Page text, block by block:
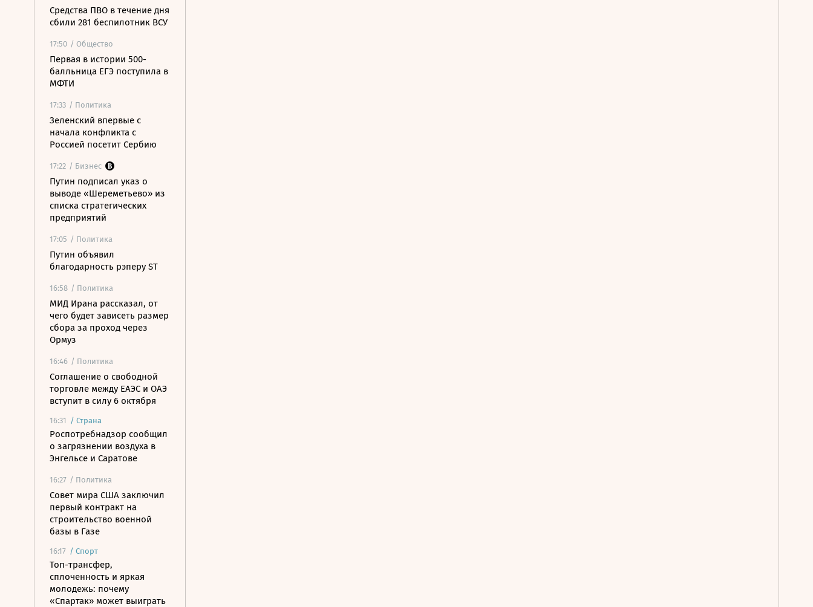
Средства ПВО в течение дня
сбили 281 беспилотник ВСУ
17:50 / Общество
Первая в истории 500-
балльница ЕГЭ поступила в
МФТИ
17:33 / Политика
Зеленский впервые с
начала конфликта с
Россией посетит Сербию
17:22 / Бизнес
Путин подписал указ о
выводе «Шереметьево» из
списка стратегических
предприятий
17:05 / Политика
Путин объявил
благодарность рэперу ST
16:58 / Политика
МИД Ирана рассказал, от
чего будет зависеть размер
сбора за проход через
Ормуз
16:46 / Политика
Соглашение о свободной
торговле между ЕАЭС и ОАЭ
вступит в силу 6 октября
16:31 / Страна
Роспотребнадзор сообщил
о загрязнении воздуха в
Энгельсе и Саратове
16:27 / Политика
Совет мира США заключил
первый контракт на
строительство военной
базы в Газе
16:17 / Спорт
Топ-трансфер,
сплоченность и яркая
молодежь: почему
«Спартак» может выиграть